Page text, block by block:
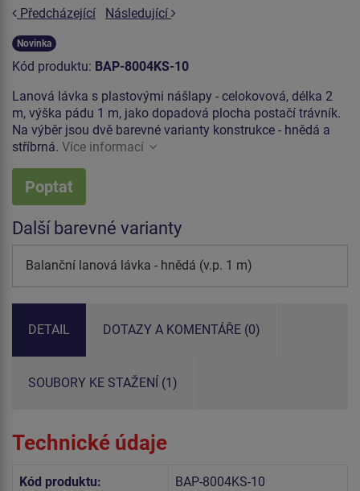
Předcházející
Následující
Novinka
Kód produktu: BAP-8004KS-10
Lanová lávka s plastovými nášlapy - celokovová, délka 2
m, výška pádu 1 m, jako dopadová plocha postačí trávník.
Na výběr jsou dvě barevné varianty konstrukce - hnědá a
stříbrná. Více informací
Poptat
Další barevné varianty
Balanční lanová lávka - hnědá (v.p. 1 m)
DETAIL DOTAZY A KOMENTÁŘE (0)
SOUBORY KE STAŽENÍ (1)
Technické údaje
Kód produktu: BAP-8004KS-10